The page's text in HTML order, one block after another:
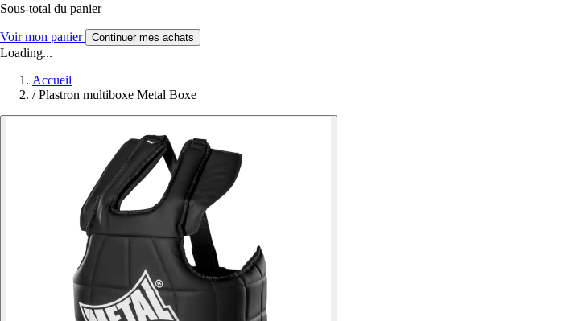
Sous-total du panier
Voir mon panier Continuer mes achats
Loading...
Accueil
/ Plastron multiboxe Metal Boxe